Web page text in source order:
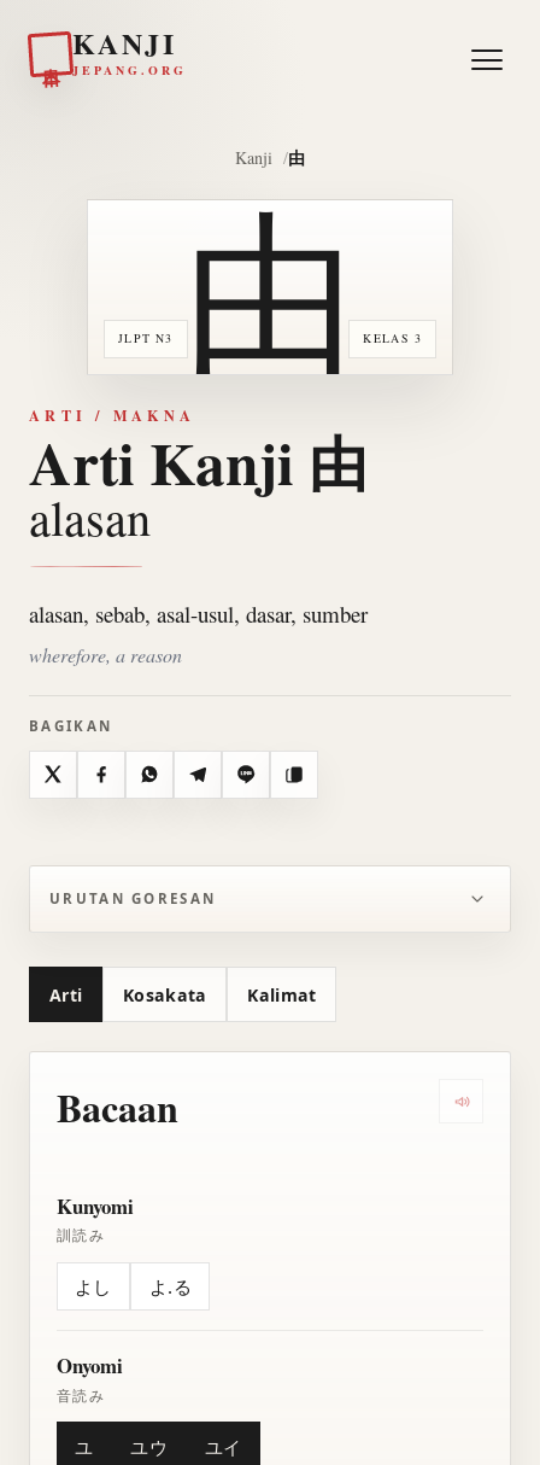
KANJI
JEPANG.ORG
Kanji 由
JLPT N3 KELAS 3
由
ARTI / MAKNA
Arti Kanji 由
alasan
alasan, sebab, asal-usul, dasar, sumber
wherefore, a reason
BAGIKAN
X FacebookWhatsAppTelegramLine Salin
URUTAN GORESAN
Arti Kosakata Kalimat
Bacaan
Kunyomi
訓読み
よし よ.る
Onyomi
音読み
ユ ユウ ユイ